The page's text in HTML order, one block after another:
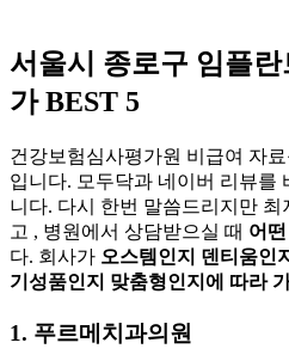
서울시 종로구 임플란
가 BEST 5
건강보험심사평가원 비급여 자
입니다. 모두닥과 네이버 리뷰를
니다. 다시 한번 말씀드리지만 최
고 , 병원에서 상담받으실 때 어
다. 회사가 오스템인지 덴티움인
기성품인지 맞춤형인지에 따라
1. 푸르메치과의원